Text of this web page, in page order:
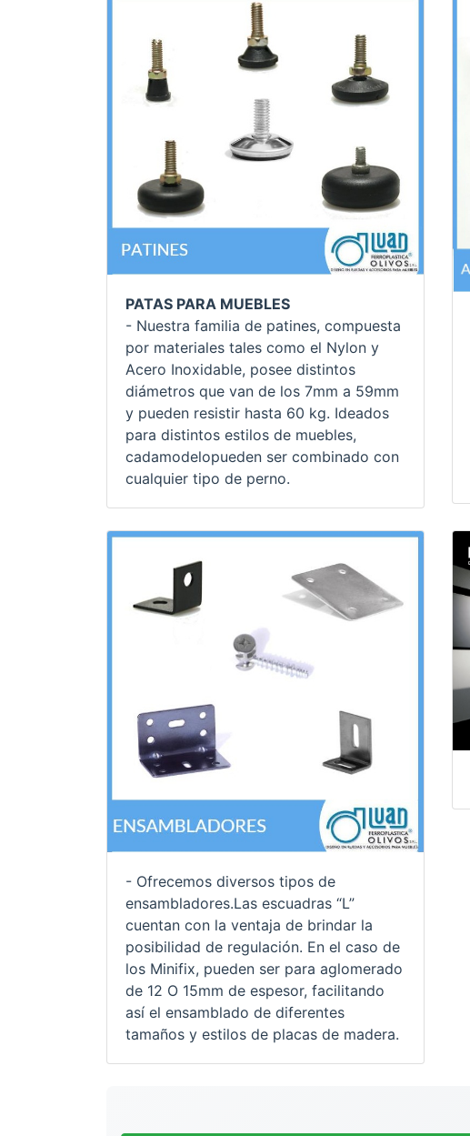
PATAS PARA MUEBLES
- Nuestra familia de patines, compuesta
por materiales tales como el Nylon y
Acero Inoxidable, posee distintos
diámetros que van de los 7mm a 59mm
y pueden resistir hasta 60 kg. Ideados
para distintos estilos de muebles,
cadamodelopueden ser combinado con
cualquier tipo de perno.
- Ofrecemos diversos tipos de
ensambladores.Las escuadras “L”
cuentan con la ventaja de brindar la
posibilidad de regulación. En el caso de
los Minifix, pueden ser para aglomerado
de 12 O 15mm de espesor, facilitando
así el ensamblado de diferentes
tamaños y estilos de placas de madera.